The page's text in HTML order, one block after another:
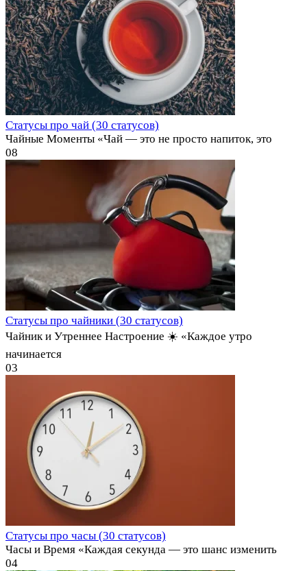
Статусы про чай (30 статусов)
Чайные Моменты «Чай — это не просто напиток, это
08
Статусы про чайники (30 статусов)
Чайник и Утреннее Настроение ☀️ «Каждое утро
начинается
03
Статусы про часы (30 статусов)
Часы и Время «Каждая секунда — это шанс изменить
04